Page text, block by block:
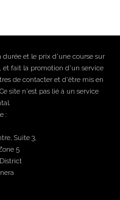
et le prix d'une course sur
fait la promotion d'un service
de contacter et d'être mis en
site n'est pas lié à un service
:
Suite 3,
5